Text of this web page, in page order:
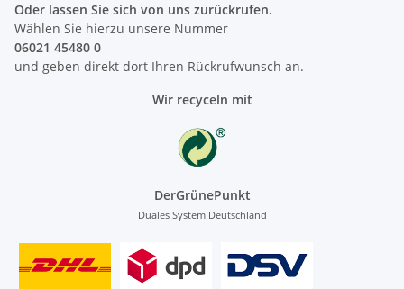
Oder lassen Sie sich von uns zurückrufen.
Wählen Sie hierzu unsere Nummer
06021 45480 0
und geben direkt dort Ihren Rückrufwunsch an.
Wir recyceln mit
DerGrünePunkt
Duales System Deutschland